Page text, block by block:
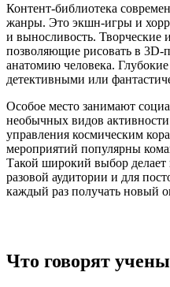
Контент-библиотека
жанры. Это экшн-игры и
и выносливость. Творческие
позволяющие рисовать в 3D-
анатомию человека.
детективными или
Особое место занимают
необычных видов
управления космическим
мероприятий популярны
Такой широкий выбор делает
разовой аудитории и для
каждый раз получать новый
Что говорят